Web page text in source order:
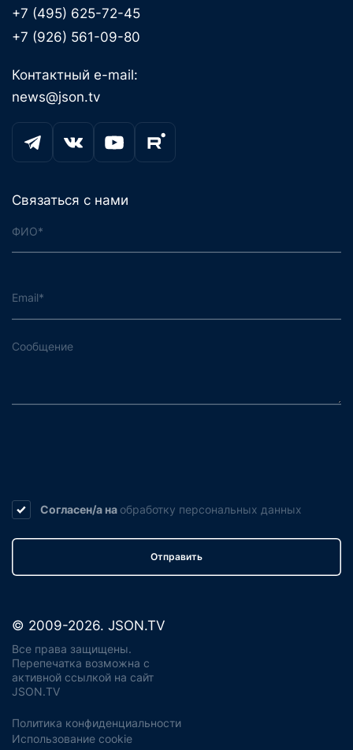
+7 (495) 625-72-45
+7 (926) 561-09-80
Контактный e-mail:
news@json.tv
Связаться с нами
Согласен/а на обработку персональных данных
Отправить
© 2009-2026. JSON.TV
Все права защищены.
Перепечатка возможна с
активной ссылкой на сайт
JSON.TV
Политика конфиденциальности
Использование cookie